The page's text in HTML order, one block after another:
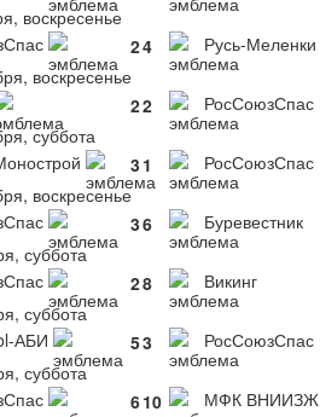
воскресенье
24 Русь-Меленки
воскресенье
22 РосСоюзСпас
суббота
31 РосСоюзСпас
воскресенье
36 Буревестник
суббота
28 Викинг
суббота
АБИ
53 РосСоюзСпас
суббота
610 МФК ВНИИЗЖ